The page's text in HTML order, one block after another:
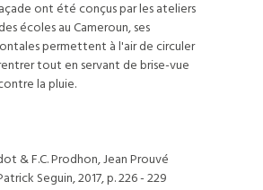
ont été conçus par les ateliers
écoles au Cameroun, ses
permettent à l'air de circuler
tout en servant de brise-vue
la pluie.
& F.C. Prodhon, Jean Prouvé
Seguin, 2017, p. 226 - 229